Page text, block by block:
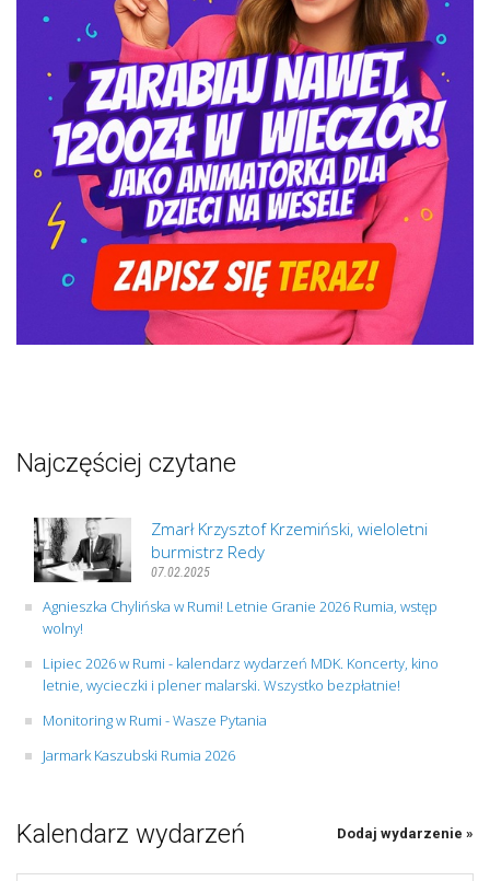
Najczęściej czytane
Zmarł Krzysztof Krzemiński, wieloletni
burmistrz Redy
07.02.2025
Agnieszka Chylińska w Rumi! Letnie Granie 2026 Rumia, wstęp
wolny!
Lipiec 2026 w Rumi - kalendarz wydarzeń MDK. Koncerty, kino
letnie, wycieczki i plener malarski. Wszystko bezpłatnie!
Monitoring w Rumi - Wasze Pytania
Jarmark Kaszubski Rumia 2026
Kalendarz wydarzeń Dodaj wydarzenie »